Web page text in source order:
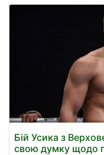
Бій Усика з
свою думку щодо